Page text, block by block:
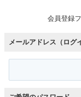
会員登録
メールアドレス（ログ